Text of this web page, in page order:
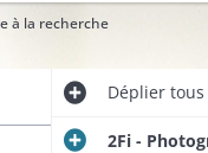
à la recherche
Dépliertous
2Fi -